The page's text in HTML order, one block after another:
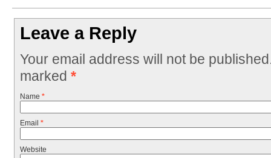
Leave a Reply
Your email address will not be
marked *
Name *
Email *
Website